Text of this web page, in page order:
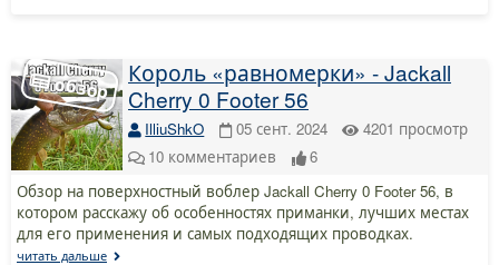
Король «равномерки» - Jackall
Cherry 0 Footer 56
IlliuShkO 05 сент. 2024 4201 просмотр
10 комментариев
6
Обзор на поверхностный воблер Jackall Cherry 0 Footer 56, в
котором расскажу об особенностях приманки, лучших местах
для его применения и самых подходящих проводках.
читать дальше